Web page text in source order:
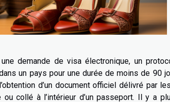
une demande de visa électronique, un
un pays pour une durée de moins de 90
d’un document officiel délivré par
ou collé à l’intérieur d’un passeport. Il y a